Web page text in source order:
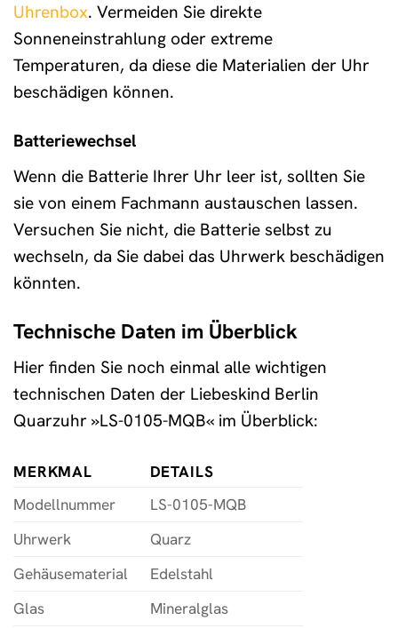
Uhrenbox. Vermeiden Sie direkte
Sonneneinstrahlung oder extreme
Temperaturen, da diese die Materialien der Uhr
beschädigen können.
Batteriewechsel
Wenn die Batterie Ihrer Uhr leer ist, sollten Sie
sie von einem Fachmann austauschen lassen.
Versuchen Sie nicht, die Batterie selbst zu
wechseln, da Sie dabei das Uhrwerk beschädigen
könnten.
Technische Daten im Überblick
Hier finden Sie noch einmal alle wichtigen
technischen Daten der Liebeskind Berlin
Quarzuhr »LS-0105-MQB« im Überblick:
MERKMAL
DETAILS
Modellnummer
LS-0105-MQB
Uhrwerk
Quarz
Gehäusematerial
Edelstahl
Glas
Mineralglas